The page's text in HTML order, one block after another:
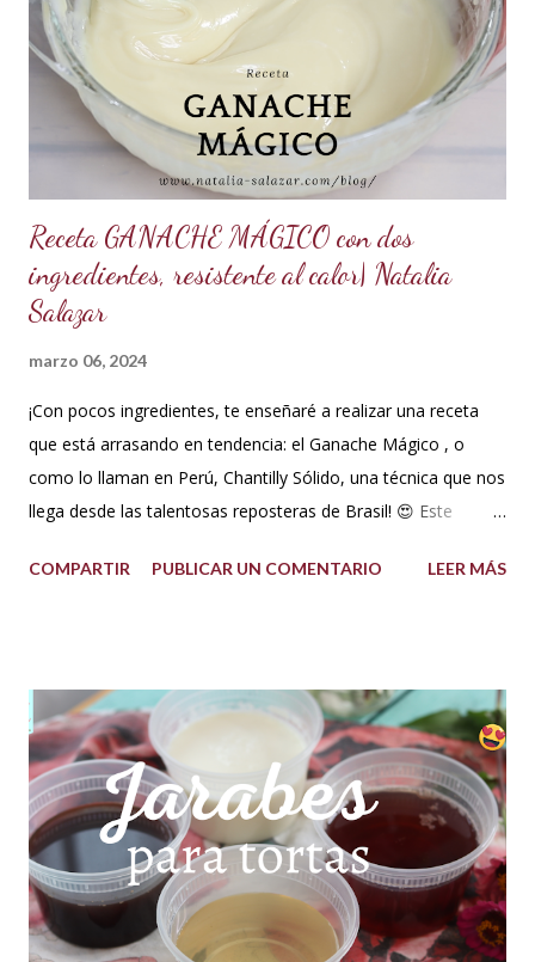
Receta GANACHE MÁGICO con dos
ingredientes, resistente al calor| Natalia
Salazar
marzo 06, 2024
¡Con pocos ingredientes, te enseñaré a realizar una receta
que está arrasando en tendencia: el Ganache Mágico , o
como lo llaman en Perú, Chantilly Sólido, una técnica que nos
llega desde las talentosas reposteras de Brasil! 😍 Este
propiedad de solidificarse al enfriarse, evitando así que se
auténtica maravilla. Se lo puede preparar de diferentes
formas con el mismo resultado, obteniendo un Ganache, que
es una crema que tiene una parte de chocolate y otra parte
de crema de leche o nata, más información de lo que es un
ganache aquí en mi Blog. 😉 Ingredientes: (Proporción 3x1)
600 g de chocolate blanco (sucedáneo para resistir climas
cálidos) 200 g de crema para batir vegetal (crema para batir
para hacer Chantilly vegetal) Preparación: Coloca el chocolate
COMPARTIR PUBLICAR UN COMENTARIO LEER MÁS